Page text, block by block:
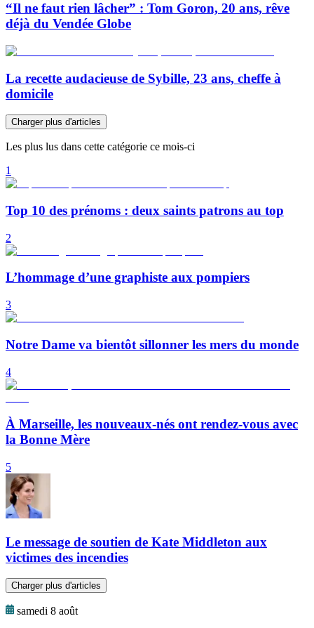
“Il ne faut rien lâcher” : Tom Goron, 20 ans, rêve
déjà du Vendée Globe
La recette audacieuse de Sybille, 23 ans, cheffe à
domicile
Charger plus d'articles
Les plus lus dans cette catégorie ce mois-ci
1
Top 10 des prénoms : deux saints patrons au top
2
L’hommage d’une graphiste aux pompiers
3
Notre Dame va bientôt sillonner les mers du monde
4
À Marseille, les nouveaux-nés ont rendez-vous avec
la Bonne Mère
5
Le message de soutien de Kate Middleton aux
victimes des incendies
Charger plus d'articles
samedi 8 août